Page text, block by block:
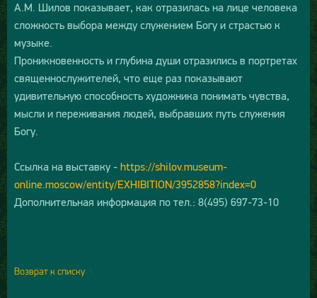
А.М. Шилов показывает, как отразилась на лице человека
сложность выбора между служением Богу и страстью к
музыке.
Проникновенность и глубина души отразились в портретах
священнослужителей, что еще раз показывают
удивительную способность художника понимать чувства,
мысли и переживания людей, выбравших путь служения
Богу.
Ссылка на выставку - https://shilov.museum-
online.moscow/entity/EXHIBITION/3952858?index=0
Дополнительная информация по тел.: 8(495) 697-73-10
Возврат к списку